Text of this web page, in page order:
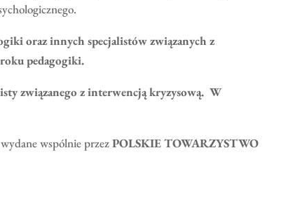
oraz innych specjalistów związanych z
pedagogiki.
związanego z interwencją kryzysową. W
wspólnie przezPOLSKIE TOWARZYSTWO